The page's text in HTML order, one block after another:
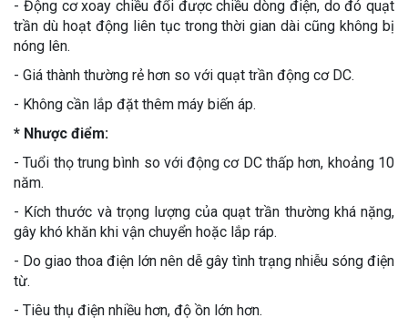
- Động cơ xoay chiều đổi được chiều dòng điện, do đó quạt
trần dù hoạt động liên tục trong thời gian dài cũng không bị
nóng lên.
- Giá thành thường rẻ hơn so với quạt trần động cơ DC.
- Không cần lắp đặt thêm máy biến áp.
* Nhược điểm:
- Tuổi thọ trung bình so với động cơ DC thấp hơn, khoảng 10
năm.
- Kích thước và trọng lượng của quạt trần thường khá nặng,
gây khó khăn khi vận chuyển hoặc lắp ráp.
- Do giao thoa điện lớn nên dễ gây tình trạng nhiễu sóng điện
từ.
- Tiêu thụ điện nhiều hơn, độ ồn lớn hơn.